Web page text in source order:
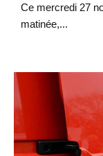
Ce mercredi 27
matinée,...